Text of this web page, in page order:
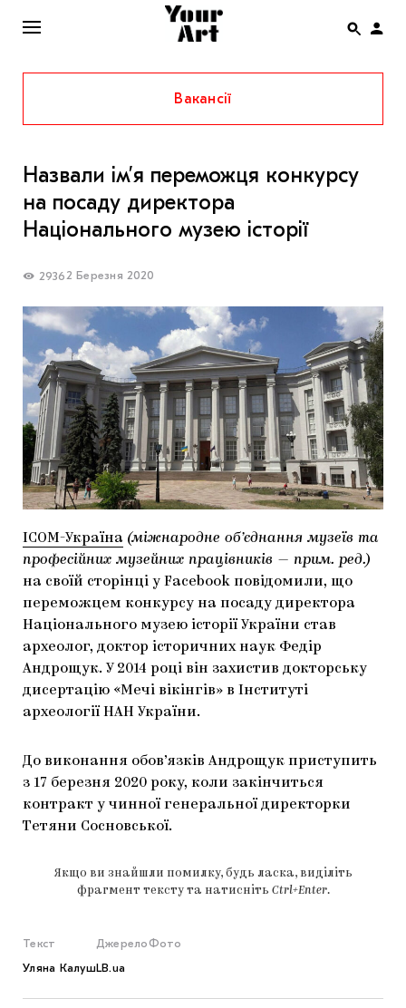
ENG
НОВИНИ
ІНТЕРВ’Ю
СПЕЦПРОЄКТИ
THE UKRAINIAN PAVILION AT VENICE BIENNALE
2022
МАРІУПОЛЬСЬКІ МАРГІНАЛІЇ
ДОСЛІДНИЦЬКА ПЛАТФОРМА
ЗАПАЛЕННЯ
CARPATHIAN CULT ПРО РІЗДВЯНІ СВЯТА
Вакансії
Назвали ім’я переможця конкурсу
на посаду директора
Національного музею історії
2936 2 Березня 2020
ICOM-Україна (міжнародне об’єднання музеїв та
професійних музейних працівників — прим. ред.)
на своїй сторінці у Facebook повідомили, що
переможцем конкурсу на посаду директора
Національного музею історії України став
археолог, доктор історичних наук Федір
Андрощук. У 2014 році він захистив докторську
дисертацію «Мечі вікінгів» в Інституті
археології НАН України.
До виконання обов’язків Андрощук приступить
з 17 березня 2020 року, коли закінчиться
контракт у чинної генеральної директорки
Тетяни Сосновської.
Якщо ви знайшли помилку, будь ласка, виділіть
фрагмент тексту та натисніть Ctrl+Enter.
Текст
Уляна Калуш
Джерело
LB.ua
Фото